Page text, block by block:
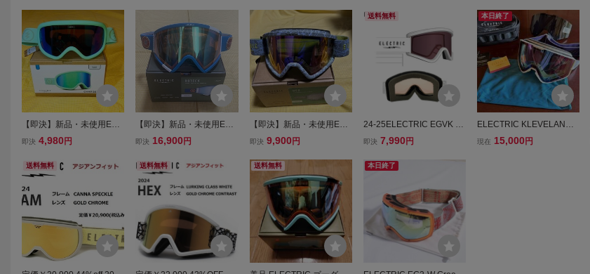
【即決】新品・未使用ELE
CTRIC CHARGER MINT
イコントラストレンズ エ
レクトリックミント55%O
FF
即決 4,980 円
【即決】新品・未使用ELE
CTRIC ROTECK ARTHUR
クアイスレンズ アーサー
ロンゴ CAPITA VOLCOM4
1%OFF
即決 16,900 円
【即決】新品・未使用ELE
CTRIC HEX HYPER NUR
イコントラストレンズ エ
レク50%OFF 訳あり品
即決 9,900 円
送料無料
24-25ELECTRIC EGVK カ
ラー:MATTE WHITE レン
クトリック
即決 7,990 円
本日終了
ELECTRIC KLEVELAND II
☆エレクトリック クリー
現在 15,000 円
送料無料 送料無料 送料無料 本日終了